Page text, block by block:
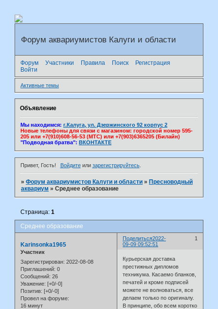
Форум аквариумистов Калуги и области
Форум Участники Правила Поиск
Регистрация
Войти
Активные темы
Объявление
Мы находимся: г.Калуга, ул. Дзержинского 92 корпус 2
Новые телефоны для связи с магазином: городской номер 595-
205 или +7(910)608-56-53 (МТС) или +7(903)6365205 (Билайн)
"Подводная братва": ВКОНТАКТЕ
Привет, Гость! Войдитеили зарегистрируйтесь.
»Форум аквариумистов Калуги и области » Пресноводный
аквариум »Среднее образование
Среднее образование
Страница:1
Поделиться 1
2022-
09-09 09:52:51
Karinsonka1965
Участник
Зарегистрирован: 2022-08-08
Приглашений: 0
Сообщений: 26
Уважение: [+0/-0]
Позитив: [+0/-0]
Провел на форуме:
16 минут
Курьерская доставка
престижных дипломов
техникума. Касаемо бланков,
печатей и кроме подписей
можете не волноваться, все
делаем только по оригиналу.
В принципе, обо всем коротко